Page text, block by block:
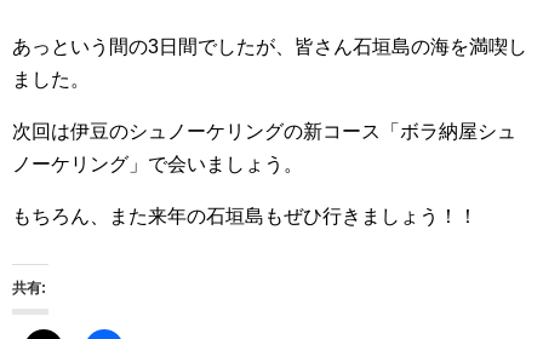
あっという間の3日間でしたが、皆さん石垣島の海を満喫し
ました。
次回は伊豆のシュノーケリングの新コース「ボラ納屋シュ
ノーケリング」で会いましょう。
もちろん、また来年の石垣島もぜひ行きましょう！！
共有: